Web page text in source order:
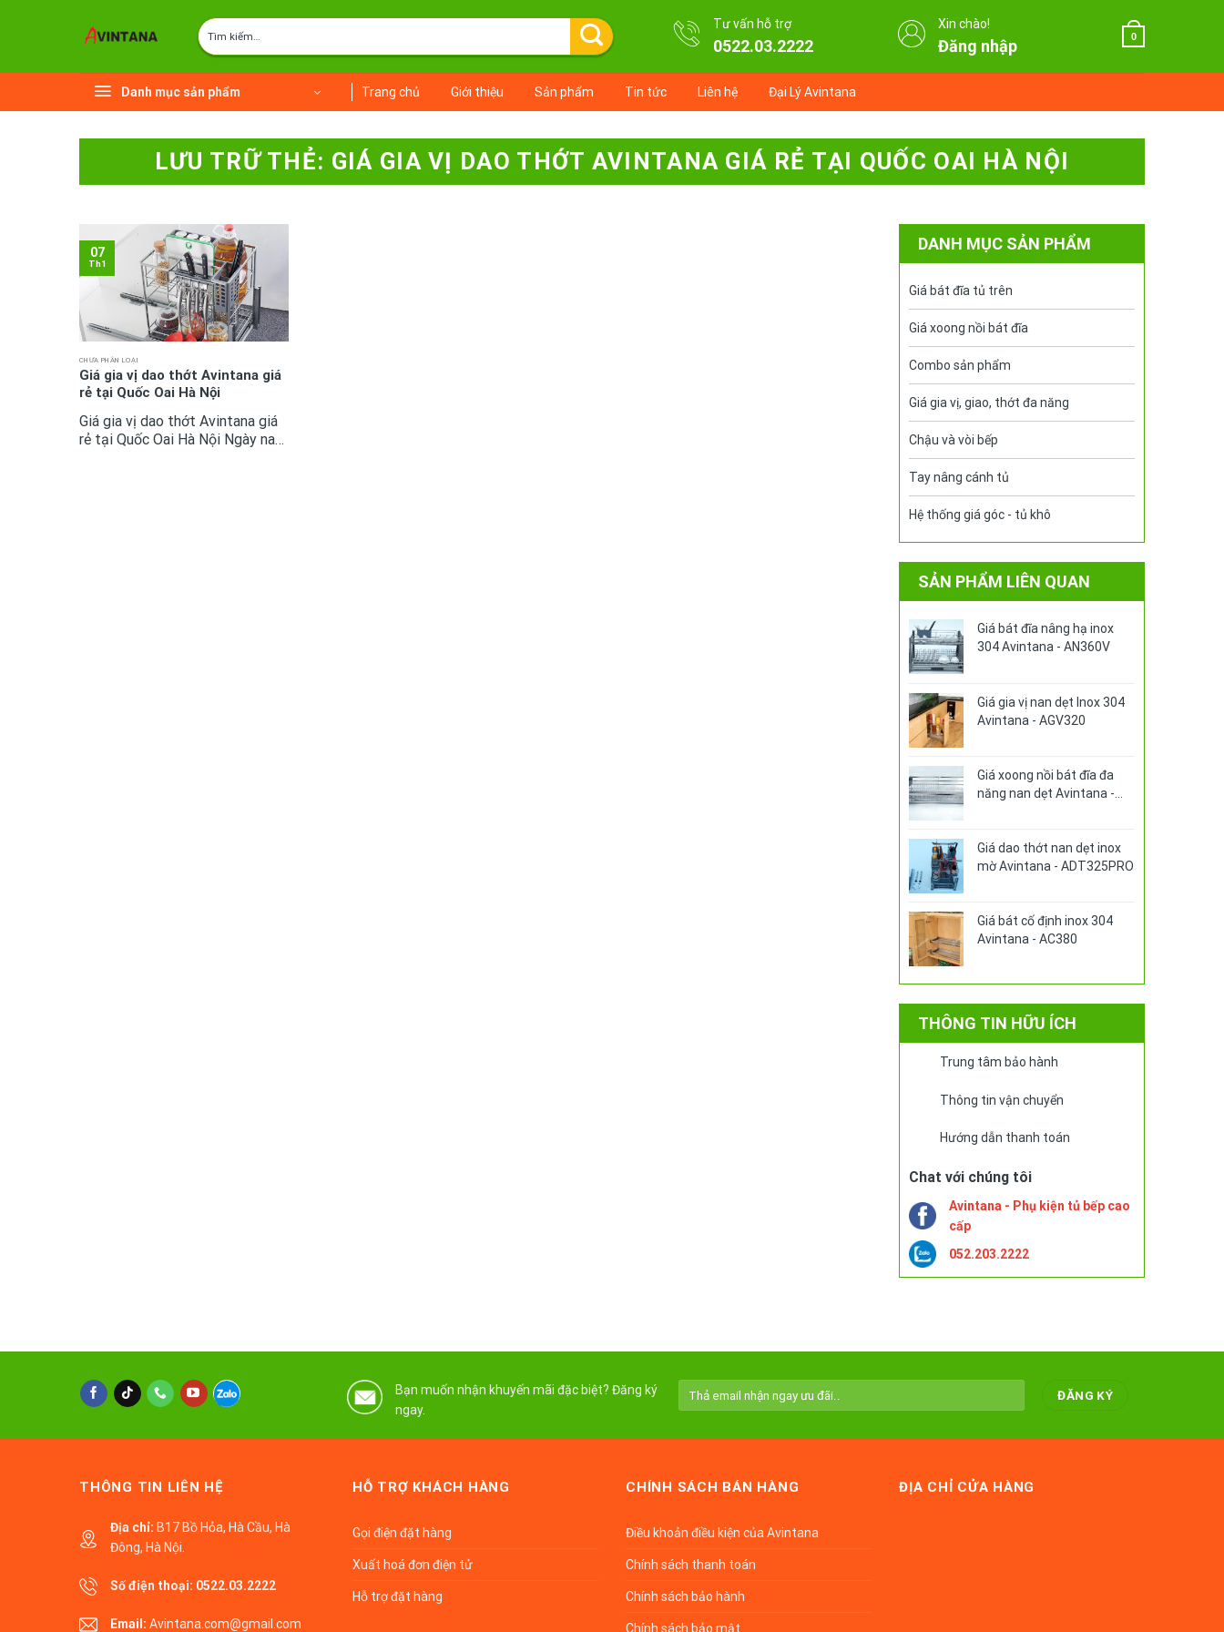
Tìm
kiếm:
Tư vấn hỗ trợ
0522.03.2222
Xin chào!
Đăng nhập
0
Danh mục sản phẩm Trang chủ Giới thiệu Sản phẩm Tin tức Liên hệ Đại Lý Avintana
LƯU TRỮ THẺ: GIÁ GIA VỊ DAO THỚT AVINTANA GIÁ RẺ TẠI QUỐC OAI HÀ NỘI
CHƯA PHÂN LOẠI
Giá gia vị dao thớt Avintana giá
rẻ tại Quốc Oai Hà Nội
Giá gia vị dao thớt Avintana giá
rẻ tại Quốc Oai Hà Nội Ngày nay
07
Th1
DANH MỤC SẢN PHẨM
Giá bát đĩa tủ trên
Giá xoong nồi bát đĩa
Combo sản phẩm
Giá gia vị, giao, thớt đa năng
Chậu và vòi bếp
Tay nâng cánh tủ
Hệ thống giá góc - tủ khô
SẢN PHẨM LIÊN QUAN
Giá bát đĩa nâng hạ inox
304 Avintana - AN360V
Giá gia vị nan dẹt Inox 304
Avintana - AGV320
Giá xoong nồi bát đĩa đa
năng nan dẹt Avintana -
Giá dao thớt nan dẹt inox
mờ Avintana - ADT325PRO
Giá bát cố định inox 304
Avintana - AC380
THÔNG TIN HỮU ÍCH
Trung tâm bảo hành
Thông tin vận chuyển
Hướng dẫn thanh toán
Chat với chúng tôi
Avintana - Phụ kiện tủ bếp cao
cấp
052.203.2222
Bạn muốn nhận khuyến mãi đặc biệt? Đăng ký
ngay.
THÔNG TIN LIÊN HỆ
Địa chỉ: B17 Bồ Hỏa, Hà Cầu, Hà
Đông, Hà Nội.
Số điện thoại: 0522.03.2222
Email: Avintana.com@gmail.com
HỖ TRỢ KHÁCH HÀNG
Gọi điện đặt hàng
Xuất hoá đơn điện tử
Hỗ trợ đặt hàng
CHÍNH SÁCH BÁN HÀNG
Điều khoản điều kiện của Avintana
Chính sách thanh toán
Chính sách bảo hành
Chính sách bảo mật
ĐỊA CHỈ CỬA HÀNG